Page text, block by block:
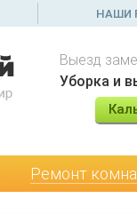
НАШИ
Выезд
Уборка и
Ремонт